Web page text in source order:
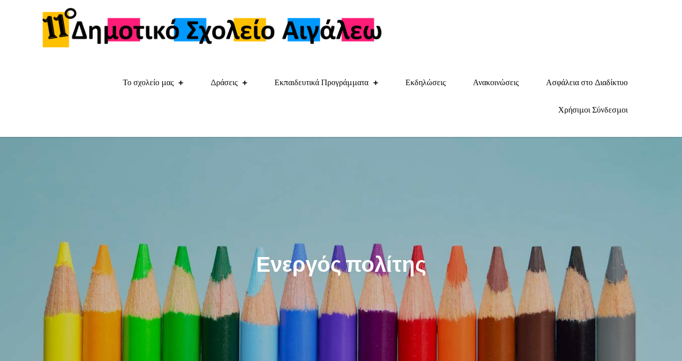
Το σχολείο μας Δράσεις Εκπαιδευτικά Προγράμματα Εκδηλώσεις Ανακοινώσεις Ασφάλεια στο Διαδίκτυο
Χρήσιμοι Σύνδεσμοι
Ενεργός πολίτης